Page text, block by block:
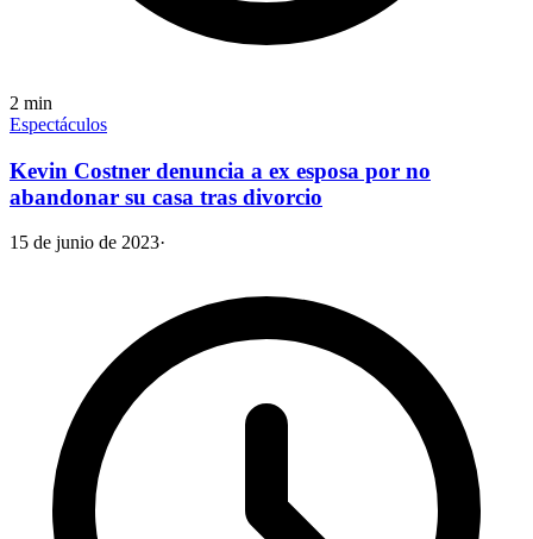
2 min
Espectáculos
Kevin Costner denuncia a ex esposa por no
abandonar su casa tras divorcio
15 de junio de 2023·